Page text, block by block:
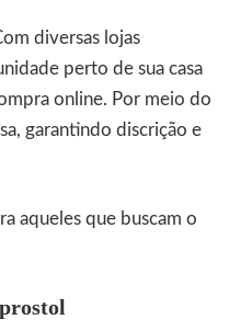
diversas lojas
perto de sua casa
online. Por meio do
garantindo discrição e
aqueles que buscam o